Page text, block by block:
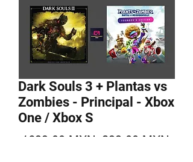
Dark Souls 3 + Plantas vs
Zombies - Principal - Xbox
One / Xbox S
1699,00 MXN Precio
399,00 MXN